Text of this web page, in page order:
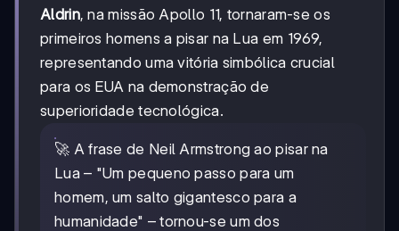
Aldrin, na missão Apollo 11, tornaram-se os
primeiros homens a pisar na Lua em 1969,
representando uma vitória simbólica crucial
para os EUA na demonstração de
superioridade tecnológica.
🚀 A frase de Neil Armstrong ao pisar na
Lua – "Um pequeno passo para um
homem, um salto gigantesco para a
humanidade" – tornou-se um dos